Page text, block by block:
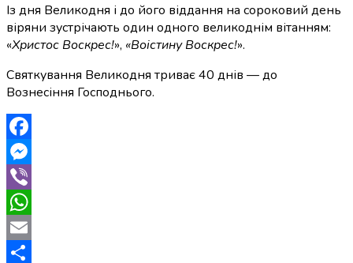
Із дня Великодня і до його віддання на сороковий день
віряни зустрічають один одного великоднім вітанням:
«Христос Воскрес!», «Воістину Воскрес!».
Святкування Великодня триває 40 днів — до
Вознесіння Господнього.
Facebook
Messenger
Viber
WhatsApp
Email